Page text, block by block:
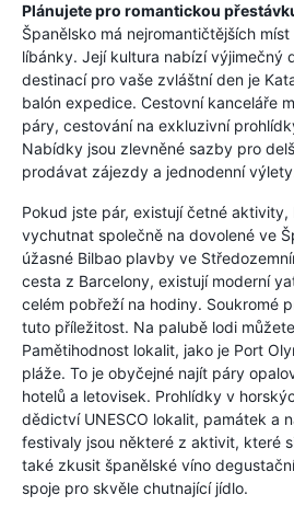
Plánujete pro romantickou
Španělsko má nejromantičtějších
líbánky. Její kultura nabízí výjimečný
destinací pro vaše zvláštní den je
balón expedice. Cestovní kanceláře
páry, cestování na exkluzivní
Nabídky jsou zlevněné sazby pro
prodávat zájezdy a jednodenní
Pokud jste pár, existují četné
vychutnat společně na dovolené ve
úžasné Bilbao plavby ve
cesta z Barcelony, existují moderní
celém pobřeží na hodiny. Soukromé
tuto příležitost. Na palubě lodi
Pamětihodnost lokalit, jako je Port
pláže. To je obyčejné najít páry
hotelů a letovisek. Prohlídky v
dědictví UNESCO lokalit, památek a
festivaly jsou některé z aktivit, které
také zkusit španělské víno
spoje pro skvěle chutnající jídlo.